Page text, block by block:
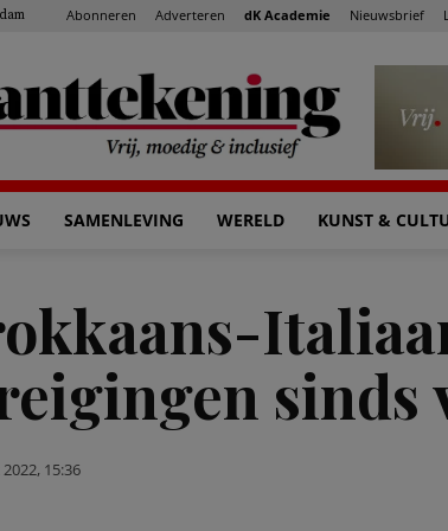
Abonneren Adverteren dK Academie Nieuwsbrief
SAMENLEVING WERELD KUNST &
sinds
2022, 15:36